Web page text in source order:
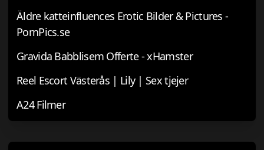
Äldre katteinfluences Erotic Bilder & Pictures -
PornPics.se
Gravida Babblisem Offerte - xHamster
Reel Escort Västerås | Lily | Sex tjejer
A24 Filmer